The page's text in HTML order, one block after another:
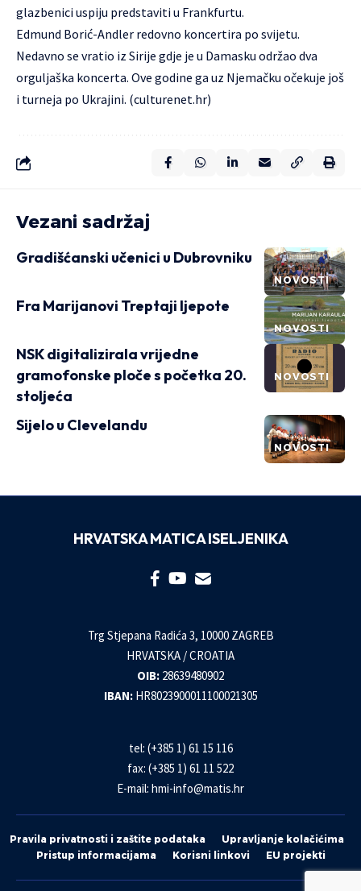
glazbenici uspiju predstaviti u Frankfurtu.
Edmund Borić-Andler redovno koncertira po svijetu.
Nedavno se vratio iz Sirije gdje je u Damasku održao dva
orguljaška koncerta. Ove godine ga uz Njemačku očekuje još
i turneja po Ukrajini. (culturenet.hr)
Vezani sadržaj
NOVOSTI
Gradišćanski učenici u Dubrovniku
NOVOSTI
Fra Marijanovi Treptaji ljepote
NOVOSTI
NSK digitalizirala vrijedne
gramofonske ploče s početka 20.
stoljeća
NOVOSTI
Sijelo u Clevelandu
HRVATSKA MATICA ISELJENIKA
Trg Stjepana Radića 3, 10000 ZAGREB
HRVATSKA / CROATIA
OIB: 28639480902
IBAN: HR8023900011100021305
tel: (+385 1) 61 15 116
fax: (+385 1) 61 11 522
E-mail: hmi-info@matis.hr
Pravila privatnosti i zaštite podataka
Upravljanje kolačićima
Pristup informacijama
Korisni linkovi EU projekti